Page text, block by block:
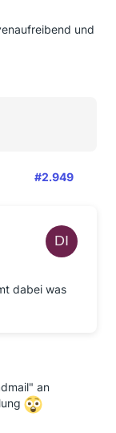
und
#2.949
dabei was
an